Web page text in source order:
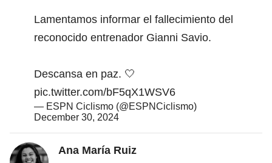
Lamentamos informar el fallecimiento del
reconocido entrenador Gianni Savio.
Descansa en paz. 🤍
pic.twitter.com/bF5qX1WSV6
— ESPN Ciclismo (@ESPNCiclismo)
December 30, 2024
Ana María Ruiz